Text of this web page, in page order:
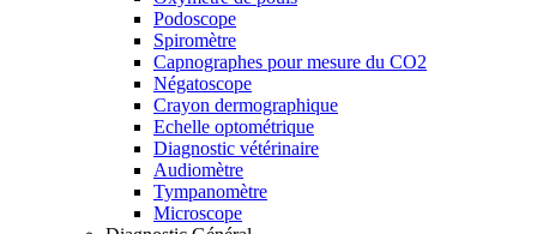
Podoscope
Spiromètre
Capnographes pour mesure du CO2
Négatoscope
Crayon dermographique
Echelle optométrique
Diagnostic vétérinaire
Audiomètre
Tympanomètre
Microscope